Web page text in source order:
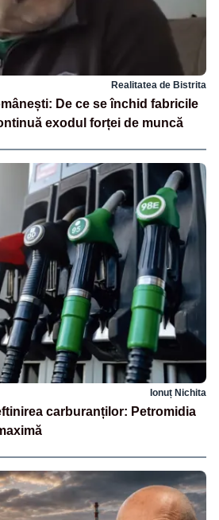
Realitatea de Bistrita
De ce se închid fabricile
exodul forței de muncă
Ionuț Nichita
carburanților: Petromidia